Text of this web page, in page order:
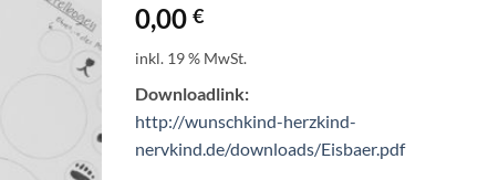
0,00 €
inkl. 19 % MwSt.
Downloadlink:
http://wunschkind-herzkind-
nervkind.de/downloads/Eisbaer.pdf